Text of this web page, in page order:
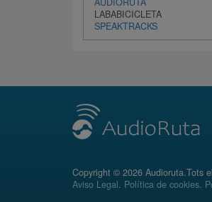
LABABICICLETA
SPEAKTRACKS
Copyright © 2026 Audioruta.Tots
Aviso Legal. Política de cookies.